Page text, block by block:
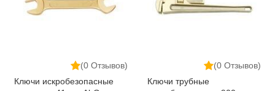
(0 Отзывов)
Ключи искробезопасные
(0 Отзывов)
Ключи трубные